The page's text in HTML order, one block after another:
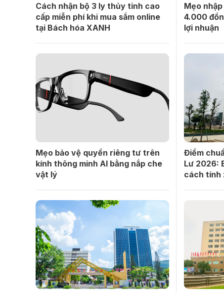
Cách nhận bộ 3 ly thủy tinh cao
cấp miễn phí khi mua sắm online
tại Bách hóa XANH
Mẹo
4.000
lợi nhuận
Mẹo bảo vệ quyền riêng tư trên
kính thông minh AI bằng nắp che
vật lý
Điểm
Lư 2026:
cách tính